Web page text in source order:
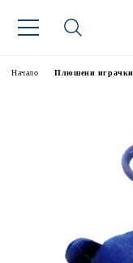
Начало Плюшени играчки